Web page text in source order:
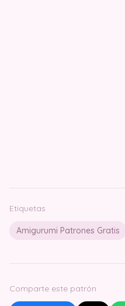
Etiquetas
Amigurumi Patrones Gratis
Comparte este patrón